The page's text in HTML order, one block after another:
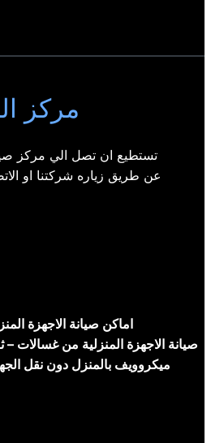
مركز
تستطيع ان تصل الي مركز
عن طريق زياره شركتنا او
اماكن صيانة الاجهزة
صيانة الاجهزة المنزلية من غسالات
ميكروويف بالمنزل دون نقل